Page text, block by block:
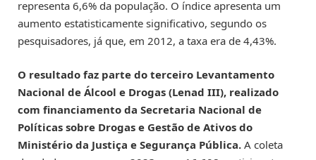
representa 6,6% da população. O índice apresenta um
aumento estatisticamente significativo, segundo os
pesquisadores, já que, em 2012, a taxa era de 4,43%.
O resultado faz parte do terceiro Levantamento
Nacional de Álcool e Drogas (Lenad III), realizado
com financiamento da Secretaria Nacional de
Políticas sobre Drogas e Gestão de Ativos do
Ministério da Justiça e Segurança Pública. A coleta